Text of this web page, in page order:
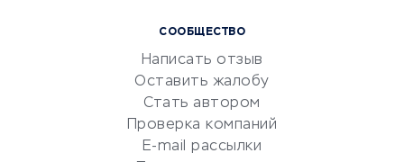
Маркетинг и продажи
Репетиторство
Красота и здоровье
Сервисы по поиску работы
Сетевой маркетинг
СООБЩЕСТВО
Написать отзыв
Оставить жалобу
Стать автором
Проверка компаний
E-mail рассылки